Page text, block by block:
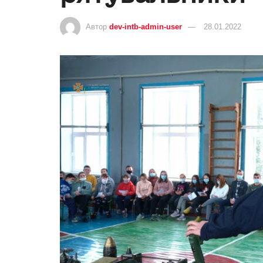
Автор dev-intb-admin-user 28.01.2022